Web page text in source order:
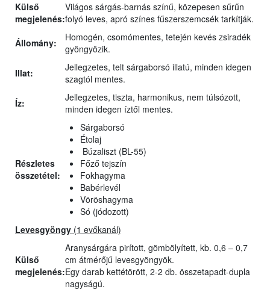
Külső
megjelenés:
Világos sárgás-barnás színű, közepesen sűrűn
folyó leves, apró színes fűszerszemcsék tarkítják.
Állomány:
Homogén, csomómentes, tetején kevés zsiradék
gyöngyözik.
Illat:
Jellegzetes, telt sárgaborsó illatú, minden idegen
szagtól mentes.
Íz:
Jellegzetes, tiszta, harmonikus, nem túlsózott,
minden idegen íztől mentes.
Részletes
összetétel:
Sárgaborsó
Étolaj
Búzaliszt (BL-55)
Főző tejszín
Fokhagyma
Babérlevél
Vöröshagyma
Só (jódozott)
Levesgyöngy (1 evőkanál)
Külső
megjelenés:
Aranysárgára pirított, gömbölyített, kb. 0,6 – 0,7
cm átmérőjű levesgyöngyök.
Egy darab kettétörött, 2-2 db. összetapadt-dupla
nagyságú.